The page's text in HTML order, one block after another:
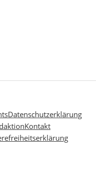
Datenschutzerklärung
Kontakt